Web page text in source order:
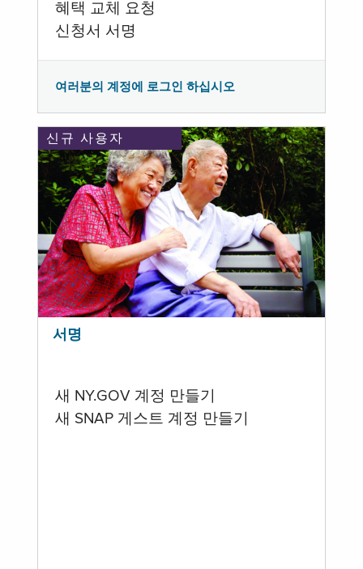
혜택 교체 요청
신청서 서명
여러분의 계정에 로그인 하십시오
신규 사용자
서명
새 NY.GOV 계정 만들기
새 SNAP 게스트 계정 만들기